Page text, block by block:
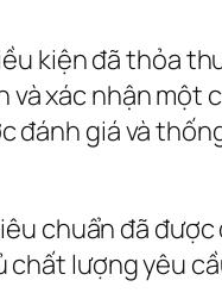
kiện đã thỏa
xác nhận một
giá và
chuẩn đã
chất lượng yêu